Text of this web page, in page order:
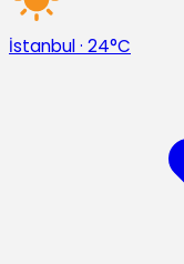
İstanbul· 24°C